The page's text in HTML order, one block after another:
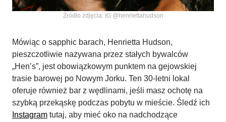
Źródło zdjęcia: IG @henriettahudson
Mówiąc o sapphic barach, Henrietta Hudson,
pieszczotliwie nazywana przez stałych bywalców
„Hen’s”, jest obowiązkowym punktem na gejowskiej
trasie barowej po Nowym Jorku. Ten 30-letni lokal
oferuje również bar z wędlinami, jeśli masz ochotę na
szybką przekąskę podczas pobytu w mieście. Śledź ich
Instagram tutaj, aby mieć oko na nadchodzące